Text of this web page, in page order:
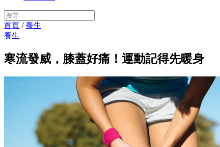
首頁 /養生
養生
寒流發威，膝蓋好痛！運動記得先暖身